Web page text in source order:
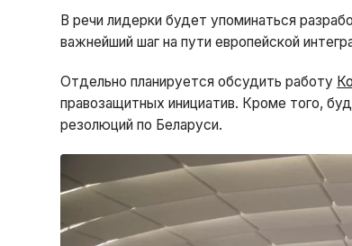
В речи лидерки будет упоминаться
важнейший шаг на пути европейской
Отдельно планируется обсудить работу
правозащитных инициатив. Кроме того,
резолюций по Беларуси.